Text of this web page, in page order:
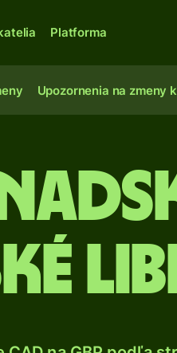
Platforma
Upozornenia na zmeny